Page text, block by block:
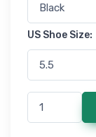
US Shoe Size: